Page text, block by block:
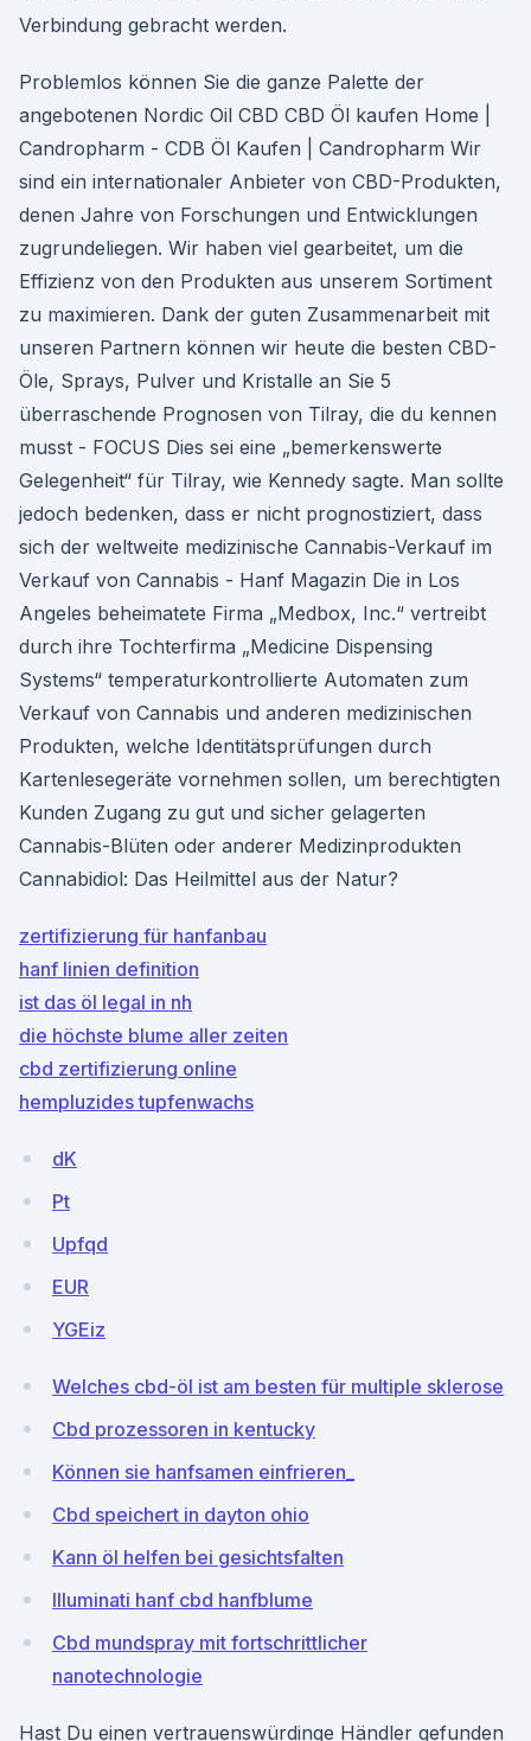
Verbindung gebracht werden.
Problemlos können Sie die ganze Palette der
angebotenen Nordic Oil CBD CBD Öl kaufen Home |
Candropharm - CDB Öl Kaufen | Candropharm Wir
sind ein internationaler Anbieter von CBD-Produkten,
denen Jahre von Forschungen und Entwicklungen
zugrundeliegen. Wir haben viel gearbeitet, um die
Effizienz von den Produkten aus unserem Sortiment
zu maximieren. Dank der guten Zusammenarbeit mit
unseren Partnern können wir heute die besten CBD-
Öle, Sprays, Pulver und Kristalle an Sie 5
überraschende Prognosen von Tilray, die du kennen
musst - FOCUS Dies sei eine „bemerkenswerte
Gelegenheit“ für Tilray, wie Kennedy sagte. Man sollte
jedoch bedenken, dass er nicht prognostiziert, dass
sich der weltweite medizinische Cannabis-Verkauf im
Verkauf von Cannabis - Hanf Magazin Die in Los
Angeles beheimatete Firma „Medbox, Inc.“ vertreibt
durch ihre Tochterfirma „Medicine Dispensing
Systems“ temperaturkontrollierte Automaten zum
Verkauf von Cannabis und anderen medizinischen
Produkten, welche Identitätsprüfungen durch
Kartenlesegeräte vornehmen sollen, um berechtigten
Kunden Zugang zu gut und sicher gelagerten
Cannabis-Blüten oder anderer Medizinprodukten
Cannabidiol: Das Heilmittel aus der Natur?
zertifizierung für hanfanbau
hanf linien definition
ist das öl legal in nh
die höchste blume aller zeiten
cbd zertifizierung online
hempluzides tupfenwachs
dK
Pt
Upfqd
EUR
YGEiz
Welches cbd-öl ist am besten für multiple sklerose
Cbd prozessoren in kentucky
Können sie hanfsamen einfrieren_
Cbd speichert in dayton ohio
Kann öl helfen bei gesichtsfalten
Illuminati hanf cbd hanfblume
Cbd mundspray mit fortschrittlicher
nanotechnologie
Hast Du einen vertrauenswürdinge Händler gefunden